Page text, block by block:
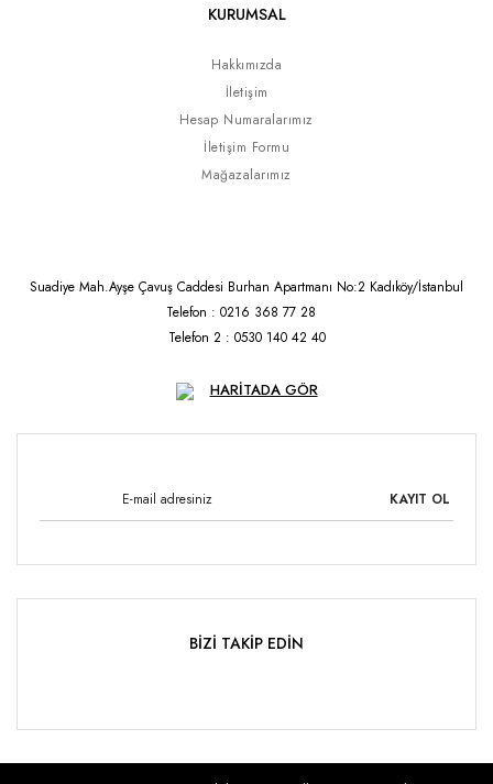
KURUMSAL
Hakkımızda
İletişim
Hesap Numaralarımız
İletişim Formu
Mağazalarımız
Suadiye Mah.Ayşe Çavuş Caddesi Burhan Apartmanı No:2 Kadıköy/İstanbul
Telefon : 0216 368 77 28
Telefon 2 : 0530 140 42 40
HARİTADA GÖR
KAYIT OL
BİZİ TAKİP EDİN